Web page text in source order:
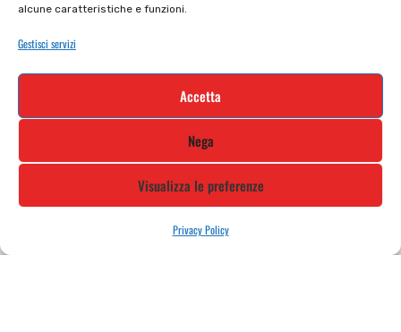
alcune caratteristiche e funzioni.
Gestisci servizi
Accetta
Nega
Visualizza le preferenze
Privacy Policy
Iscriviti alla nostra newsletter e rimani